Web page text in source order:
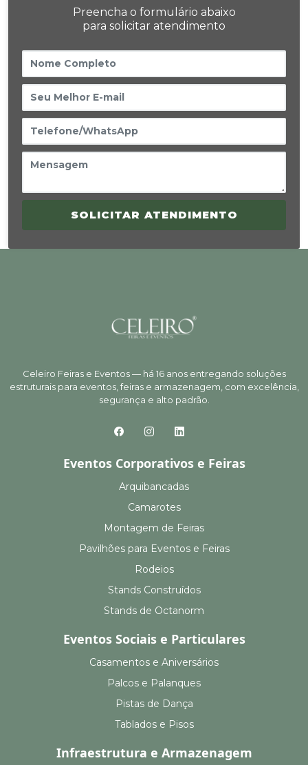
Preencha o formulário abaixo
para solicitar atendimento
SOLICITAR ATENDIMENTO
Celeiro Feiras e Eventos — há 16 anos entregando soluções
estruturais para eventos, feiras e armazenagem, com excelência,
segurança e alto padrão.
Eventos Corporativos e Feiras
Arquibancadas
Camarotes
Montagem de Feiras
Pavilhões para Eventos e Feiras
Rodeios
Stands Construídos
Stands de Octanorm
Eventos Sociais e Particulares
Casamentos e Aniversários
Palcos e Palanques
Pistas de Dança
Tablados e Pisos
Infraestrutura e Armazenagem